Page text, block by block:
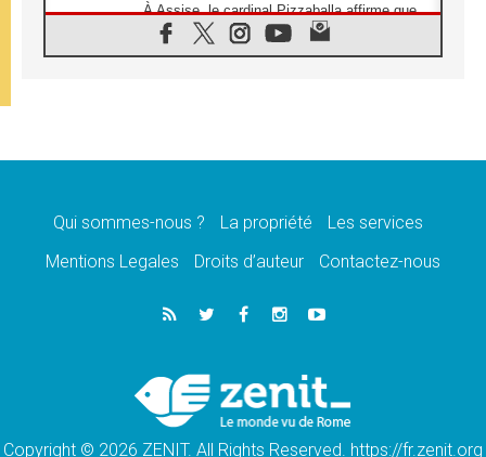
À Assise, le cardinal Pizzaballa affirme que
«les chrétiens veulent la paix»
06.08.2026
message de paix et de dignité humaine»
«La visite du Pape en Uruguay renforcera
05.08.2026
Le nonce en Ukraine: «Il est inquiétant
Léon XIV au Pérou, une lueur d'espoir pour
un peuple en quête de paix
Qui sommes-nous ? La propriété
Les services
Mentions Legales
Droits d’auteur Contactez-nous
Copyright © 2026 ZENIT. All Rights Reserved. https://fr.zenit.org